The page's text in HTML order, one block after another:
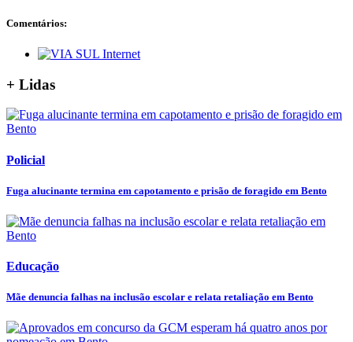
Comentários:
+ Lidas
Policial
Fuga alucinante termina em capotamento e prisão de foragido em Bento
Educação
Mãe denuncia falhas na inclusão escolar e relata retaliação em Bento